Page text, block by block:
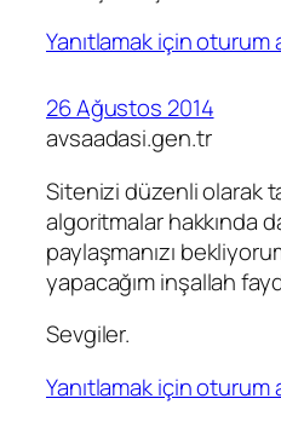
Yanıtlamak için oturum
26 Ağustos 2014
avsaadasi.gen.tr
Sitenizi düzenli olarak
algoritmalar hakkında
paylaşmanızı
yapacağım inşallah
Sevgiler.
Yanıtlamak için oturum